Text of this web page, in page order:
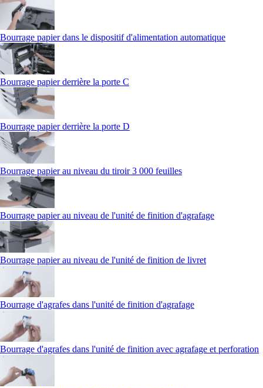
Bourrage papier dans le dispositif d'alimentation automatique
Bourrage papier derrière la porte C
Bourrage papier derrière la porte D
Bourrage papier au niveau du tiroir 3 000 feuilles
Bourrage papier au niveau de l'unité de finition d'agrafage
Bourrage papier au niveau de l'unité de finition de livret
Bourrage d'agrafes dans l'unité de finition d'agrafage
Bourrage d'agrafes dans l'unité de finition avec agrafage et perforation